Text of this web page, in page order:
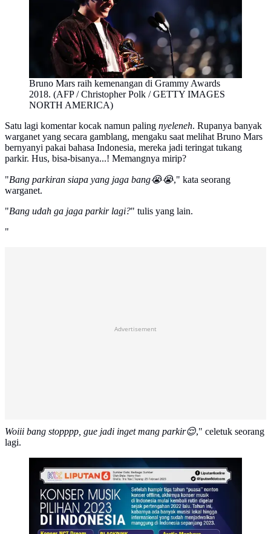
Bruno Mars raih kemenangan di Grammy Awards
2018. (AFP / Christopher Polk / GETTY IMAGES
NORTH AMERICA)
Satu lagi komentar kocak namun paling nyeleneh. Rupanya banyak
warganet yang secara gamblang, mengaku saat melihat Bruno Mars
bernyanyi pakai bahasa Indonesia, mereka jadi teringat tukang
parkir. Hus, bisa-bisanya...! Memangnya mirip?
"Bang parkiran siapa yang jaga bang😭😭," kata seorang
warganet.
"Bang udah ga jaga parkir lagi?" tulis yang lain.
"
Advertisement
Woiii bang stopppp, gue jadi inget mang parkir😌," celetuk seorang
lagi.